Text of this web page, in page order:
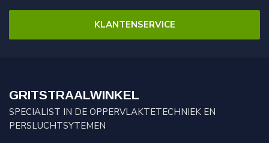
KLANTENSERVICE
GRITSTRAALWINKEL
SPECIALIST IN DE OPPERVLAKTETECHNIEK EN
PERSLUCHTSYTEMEN